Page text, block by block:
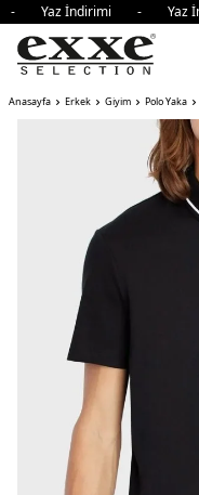
- Yaz İndirimi -
Anasayfa Erkek Giyim Polo Yaka